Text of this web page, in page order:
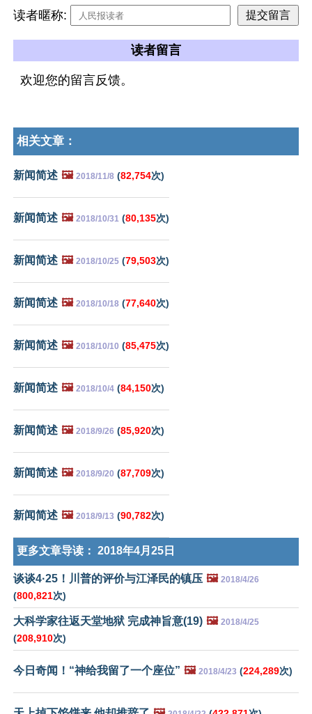
读者暱称:
读者留言
欢迎您的留言反馈。
相关文章：
新闻简述 🖼️ 2018/11/8 (82,754次)
新闻简述 🖼️ 2018/10/31 (80,135次)
新闻简述 🖼️ 2018/10/25 (79,503次)
新闻简述 🖼️ 2018/10/18 (77,640次)
新闻简述 🖼️ 2018/10/10 (85,475次)
新闻简述 🖼️ 2018/10/4 (84,150次)
新闻简述 🖼️ 2018/9/26 (85,920次)
新闻简述 🖼️ 2018/9/20 (87,709次)
新闻简述 🖼️ 2018/9/13 (90,782次)
更多文章导读： 2018年4月25日
谈谈4·25！川普的评价与江泽民的镇压 🖼️ 2018/4/26
(800,821次)
大科学家往返天堂地狱 完成神旨意(19) 🖼️ 2018/4/25
(208,910次)
今日奇闻！“神给我留了一个座位” 🖼️ 2018/4/23 (224,289次)